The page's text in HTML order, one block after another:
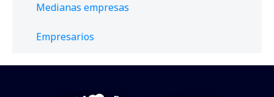
Medianas empresas
Empresarios